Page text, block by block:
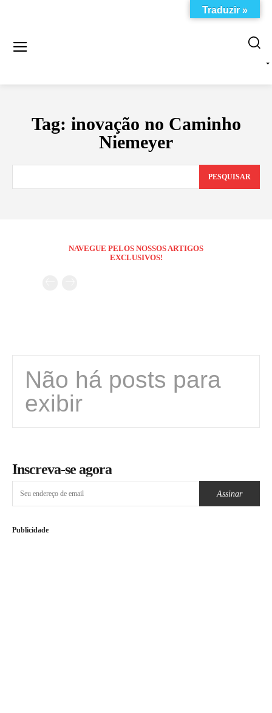
Tag: inovação no Caminho
Niemeyer
PESQUISAR
NAVEGUE PELOS NOSSOS ARTIGOS
EXCLUSIVOS!
Não há posts para
exibir
Inscreva-se agora
Assinar
Publicidade
Traduzir »